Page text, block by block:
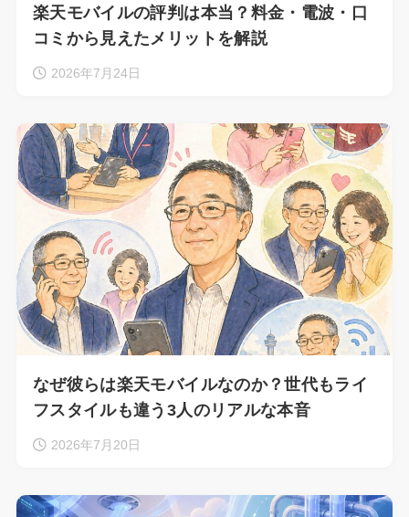
楽天モバイルの評判は本当？料金・電波・口
コミから見えたメリットを解説
2026年7月24日
なぜ彼らは楽天モバイルなのか？世代もライ
フスタイルも違う3人のリアルな本音
2026年7月20日